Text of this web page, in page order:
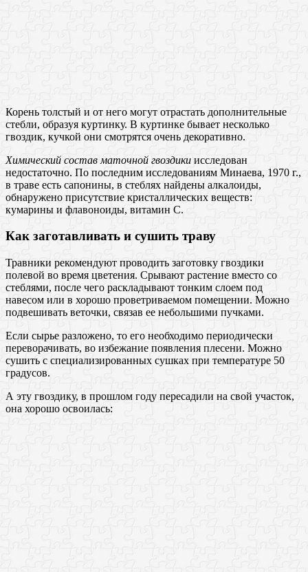
Корень толстый и от него могут отрастать дополнительные
стебли, образуя куртинку. В куртинке бывает несколько
гвоздик, кучкой они смотрятся очень декоративно.
Химический состав маточной гвоздики исследован
недостаточно. По последним исследованиям Минаева, 1970 г.,
в траве есть сапонины, в стеблях найдены алкалоиды,
обнаружено присутствие кристаллических веществ:
кумарины и флавоноиды, витамин С.
Как заготавливать и сушить траву
Травники рекомендуют проводить заготовку гвоздики
полевой во время цветения. Срывают растение вместо со
стеблями, после чего раскладывают тонким слоем под
навесом или в хорошо проветриваемом помещении. Можно
подвешивать веточки, связав ее небольшими пучками.
Если сырье разложено, то его необходимо периодически
переворачивать, во избежание появления плесени. Можно
сушить с специализированных сушках при температуре 50
градусов.
А эту гвоздику, в прошлом году пересадили на свой участок,
она хорошо освоилась: